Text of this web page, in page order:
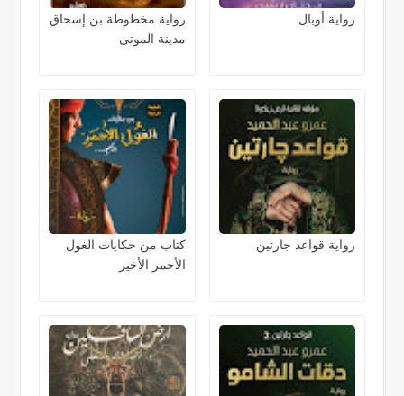
رواية أوبال
رواية مخطوطة بن إسحاق
مدينة الموتى
رواية قواعد جارتين
كتاب من حكايات الغول
الأحمر الأخير